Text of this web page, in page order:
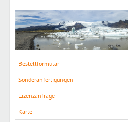
Bestellformular
Sonderanfertigungen
Lizenzanfrage
Karte